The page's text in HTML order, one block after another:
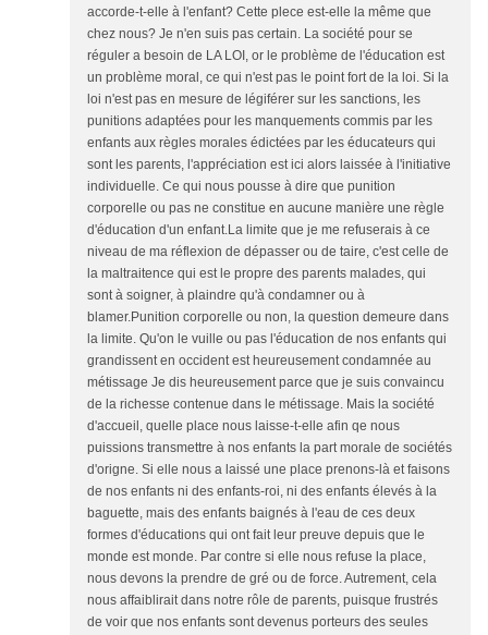
accorde-t-elle à l'enfant? Cette plece est-elle la même que
chez nous? Je n'en suis pas certain. La société pour se
réguler a besoin de LA LOI, or le problème de l'éducation est
un problème moral, ce qui n'est pas le point fort de la loi. Si la
loi n'est pas en mesure de légiférer sur les sanctions, les
punitions adaptées pour les manquements commis par les
enfants aux règles morales édictées par les éducateurs qui
sont les parents, l'appréciation est ici alors laissée à l'initiative
individuelle. Ce qui nous pousse à dire que punition
corporelle ou pas ne constitue en aucune manière une règle
d'éducation d'un enfant.La limite que je me refuserais à ce
niveau de ma réflexion de dépasser ou de taire, c'est celle de
la maltraitence qui est le propre des parents malades, qui
sont à soigner, à plaindre qu'à condamner ou à
blamer.Punition corporelle ou non, la question demeure dans
la limite. Qu'on le vuille ou pas l'éducation de nos enfants qui
grandissent en occident est heureusement condamnée au
métissage Je dis heureusement parce que je suis convaincu
de la richesse contenue dans le métissage. Mais la société
d'accueil, quelle place nous laisse-t-elle afin qe nous
puissions transmettre à nos enfants la part morale de sociétés
d'origne. Si elle nous a laissé une place prenons-là et faisons
de nos enfants ni des enfants-roi, ni des enfants élevés à la
baguette, mais des enfants baignés à l'eau de ces deux
formes d'éducations qui ont fait leur preuve depuis que le
monde est monde. Par contre si elle nous refuse la place,
nous devons la prendre de gré ou de force. Autrement, cela
nous affaiblirait dans notre rôle de parents, puisque frustrés
de voir que nos enfants sont devenus porteurs des seules